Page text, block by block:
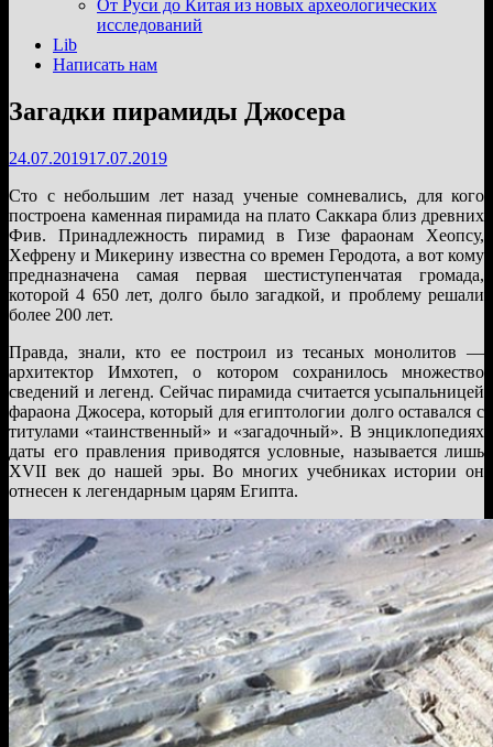
От Руси до Китая из новых археологических
исследований
Lib
Написать нам
Загадки пирамиды Джосера
24.07.201917.07.2019
Сто с небольшим лет назад ученые сомневались, для кого
построена каменная пирамида на плато Саккара близ древних
Фив. Принадлежность пирамид в Гизе фараонам Хеопсу,
Хефрену и Микерину известна со времен Геродота, а вот кому
предназначена самая первая шестиступенчатая громада,
которой 4 650 лет, долго было загадкой, и проблему решали
более 200 лет.
Правда, знали, кто ее построил из тесаных монолитов —
архитектор Имхотеп, о котором сохранилось множество
сведений и легенд. Сейчас пирамида считается усыпальницей
фараона Джосера, который для египтологии долго оставался с
титулами «таинственный» и «загадочный». В энциклопедиях
даты его правления приводятся условные, называется лишь
XVII век до нашей эры. Во многих учебниках истории он
отнесен к легендарным царям Египта.